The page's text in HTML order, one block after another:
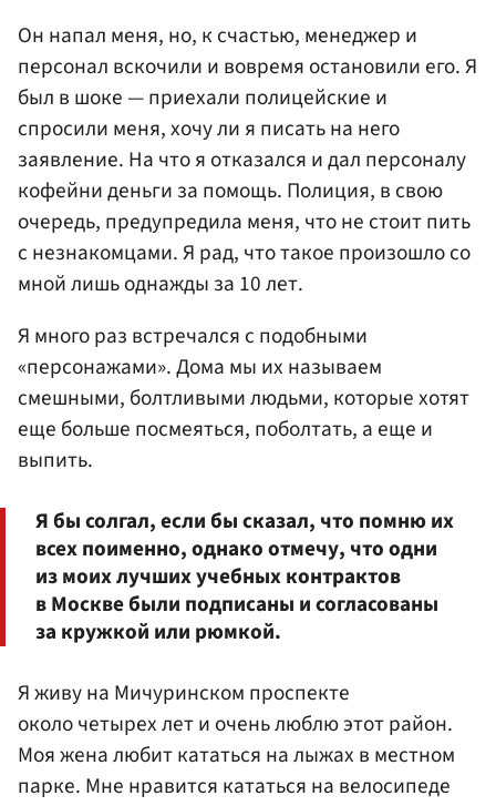
Он напал меня, но, к счастью, менеджер и
персонал вскочили и вовремя остановили его. Я
был в шоке — приехали полицейские и
спросили меня, хочу ли я писать на него
заявление. На что я отказался и дал персоналу
кофейни деньги за помощь. Полиция, в свою
очередь, предупредила меня, что не стоит пить
с незнакомцами. Я рад, что такое произошло со
мной лишь однажды за 10 лет.
Я много раз встречался с подобными
«персонажами». Дома мы их называем
смешными, болтливыми людьми, которые хотят
еще больше посмеяться, поболтать, а еще и
выпить.
Я бы солгал, если бы сказал, что помню их
всех поименно, однако отмечу, что одни
из моих лучших учебных контрактов
в Москве были подписаны и согласованы
за кружкой или рюмкой.
Я живу на Мичуринском проспекте
около четырех лет и очень люблю этот район.
Моя жена любит кататься на лыжах в местном
парке. Мне нравится кататься на велосипеде